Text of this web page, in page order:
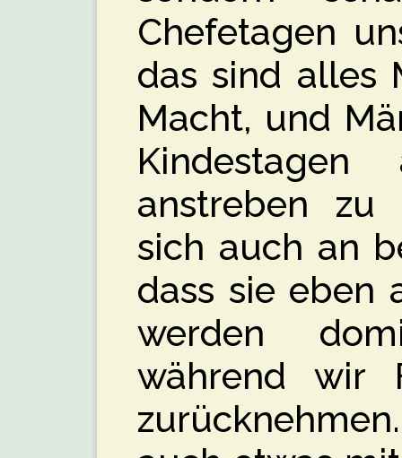
Chefetagen
das sind alles
Macht, und
Kindestagen
anstreben zu
sich auch an
dass sie eben
werden
während wir